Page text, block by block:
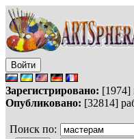
Войти
Зарегистрировано: [1974]
Опубликовано: [32814]
Поиск по: